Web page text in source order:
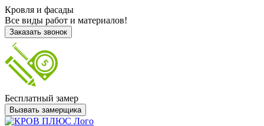
Кровля и фасады
Все виды работ и материалов!
Заказать звонок
Бесплатный замер
Вызвать замерщика